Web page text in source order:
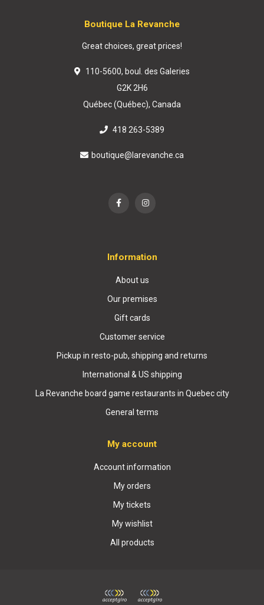
Boutique La Revanche
Great choices, great prices!
110-5600, boul. des Galeries
G2K 2H6
Québec (Québec), Canada
418 263-5389
boutique@larevanche.ca
Information
About us
Our premises
Gift cards
Customer service
Pickup in resto-pub, shipping and returns
International & US shipping
La Revanche board game restaurants in Quebec city
General terms
My account
Account information
My orders
My tickets
My wishlist
All products